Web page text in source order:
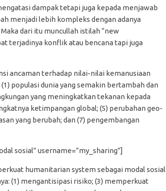
dampak tetapi juga kepada menjawab
menjadi lebih kompleks dengan adanya
dari itu muncullah istilah “new
terjadinya konflik atau bencana tapi juga
ancaman terhadap nilai-nilai kemanusiaan
populasi dunia yang semakin bertambah dan
yang meningkatkan tekanan kepada
ketimpangan global; (5) perubahan geo-
yang berubah; dan (7) pengembangan
sosial” username=”my_sharing”]
humanitarian system sebagai modal sosial
(1) mengantisipasi risiko; (3) memperkuat